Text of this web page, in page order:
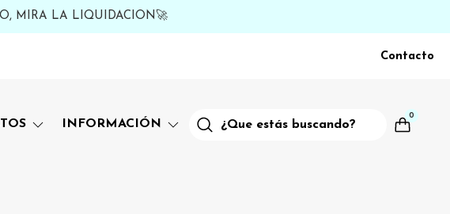
MIRA LA LIQUIDACION🚀
Contacto
INFORMACIÓN
0